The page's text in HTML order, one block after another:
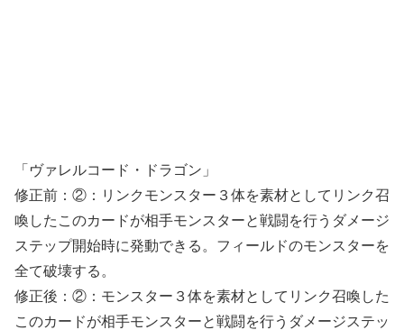
「ヴァレルコード・ドラゴン」
修正前：②：リンクモンスター３体を素材としてリンク召
喚したこのカードが相手モンスターと戦闘を行うダメージ
ステップ開始時に発動できる。フィールドのモンスターを
全て破壊する。
修正後：②：モンスター３体を素材としてリンク召喚した
このカードが相手モンスターと戦闘を行うダメージステッ